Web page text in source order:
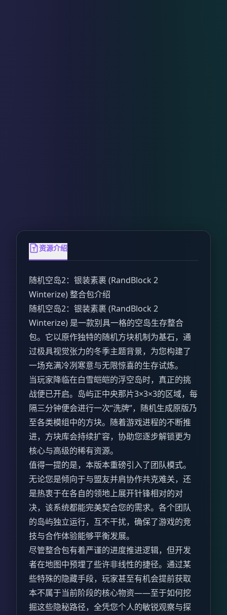
资源介绍
随机空岛2：银装素裹 (RandBlock 2
Winterize) 整合包介绍
随机空岛2：银装素裹 (RandBlock 2
Winterize) 是一款别具一格的空岛生存整合
包。它以原作独特的随机方块机制为基石，通
过极具视觉张力的冬季主题背景，为您构建了
一场充满冷冽寒意与无限惊喜的生存试炼。
当玩家降临在白雪皑皑的浮空岛时，真正的挑
战便已开启。岛屿正中央那片3×3×3的区域，每
隔三分钟便会进行一次“洗牌”，随机生成原版乃
至各类模组中的方块。随着游戏进程的不断推
进，方块库会持续扩容，协助您逐步解锁更为
核心与高级的稀有资源。
值得一提的是，本版本重磅引入了团队模式。
无论您是倾向于与盟友并肩协作共克难关，还
是热衷于在各自的领地上展开针锋相对的对
决，该系统都能完美契合您的需求。各个团队
的岛屿独立运行，互不干扰，确保了游戏的竞
技与合作体验能够平衡发展。
尽管整合包有着严谨的进度推进逻辑，但开发
者在地图中预埋了些许非线性的捷径。通过某
些特殊的隐藏手段，玩家甚至有机会提前获取
本不属于当前阶段的核心物资——至于如何挖
掘这些隐秘路径，全凭您个人的敏锐观察与探